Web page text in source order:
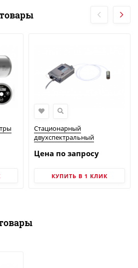
Стационарный
двухспектральный
Цена по запросу
КУПИТЬ В 1 КЛИК